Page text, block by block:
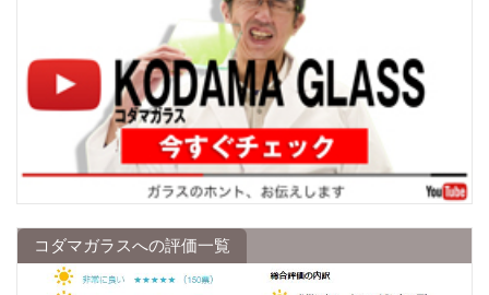
コダマガラスへの評価一覧